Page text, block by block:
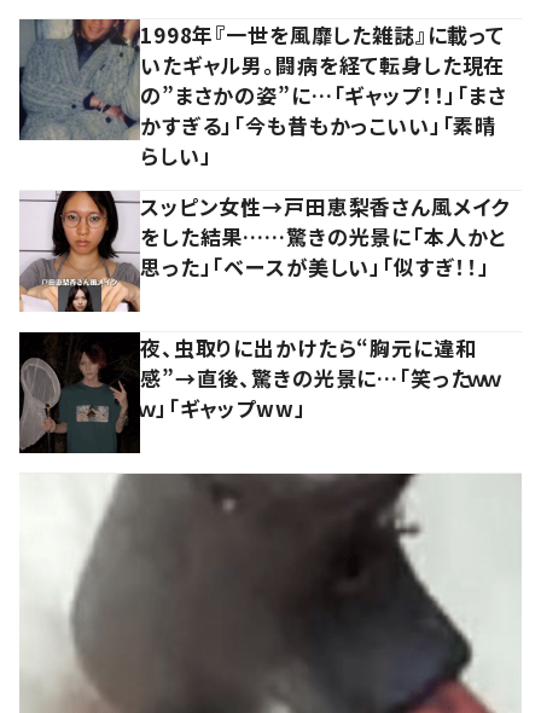
1998年『一世を風靡した雑誌』に載って
いたギャル男。闘病を経て転身した現在
の”まさかの姿”に…「ギャップ！！」「まさ
かすぎる」「今も昔もかっこいい」「素晴
らしい」
スッピン女性→戸田恵梨香さん風メイク
をした結果……驚きの光景に「本人かと
思った」「ベースが美しい」「似すぎ！！」
夜、虫取りに出かけたら“胸元に違和
感”→直後、驚きの光景に…「笑ったｗｗ
ｗ」「ギャップww」